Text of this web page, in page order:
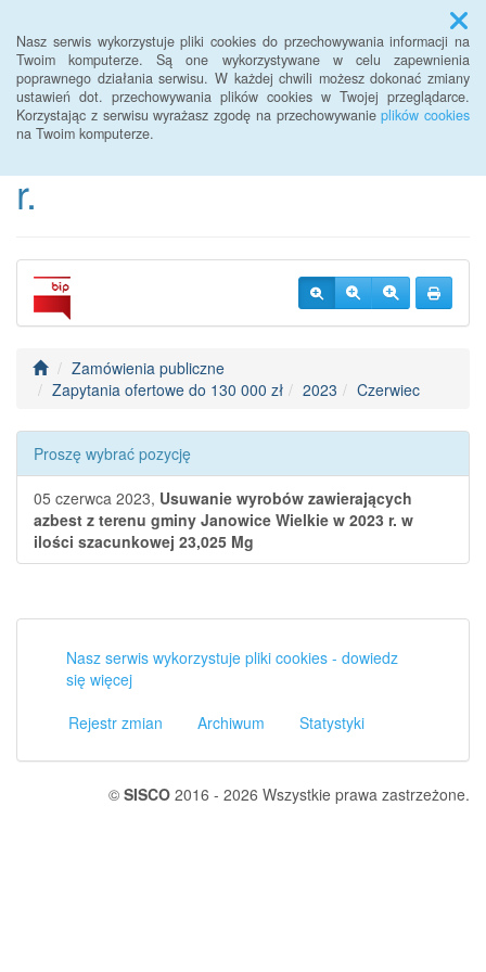
Nasz serwis wykorzystuje pliki cookies do przechowywania informacji na
Twoim komputerze. Są one wykorzystywane w celu zapewnienia
poprawnego działania serwisu. W każdej chwili możesz dokonać zmiany
ustawień dot. przechowywania plików cookies w Twojej przeglądarce.
Korzystając z serwisu wyrażasz zgodę na przechowywanieplików cookies
na Twoim komputerze.
Menu
BIP Urzędu Gminy
Janowice Wielkie od 2022
r.
Zamówienia publiczne
Zapytania ofertowe do 130 000 zł
2023 Czerwiec
Proszę wybrać pozycję
05 czerwca 2023, Usuwanie wyrobów zawierających
azbest z terenu gminy Janowice Wielkie w 2023 r. w
ilości szacunkowej 23,025 Mg
Nasz serwis wykorzystuje pliki cookies - dowiedz
się więcej
Rejestr zmian
Archiwum Statystyki
© SISCO 2016 - 2026 Wszystkie prawa zastrzeżone.